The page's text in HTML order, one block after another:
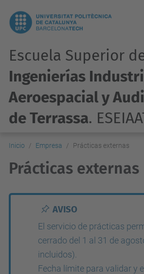
Escuela Superior
Ingenierías
Aeroespacial y
de Terrassa.
Inicio Empresa Prácticas externas
Prácticas externas
AVISO
El servicio de prácticas
cerrado del 1 al 31 de
incluidos).
Fecha límite para validar y